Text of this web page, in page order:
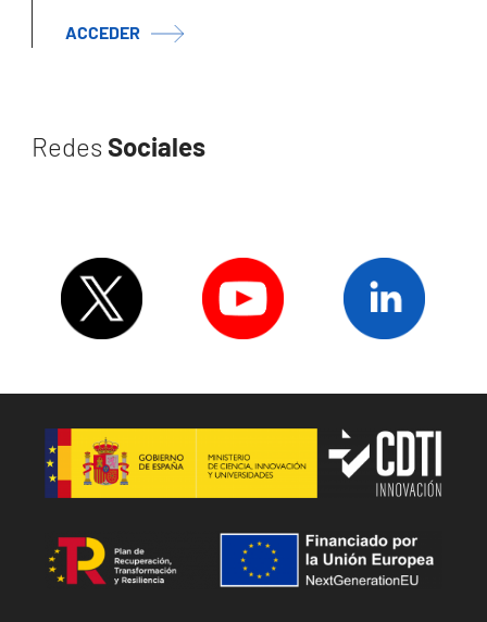
ACCEDER
Redes Sociales
Image